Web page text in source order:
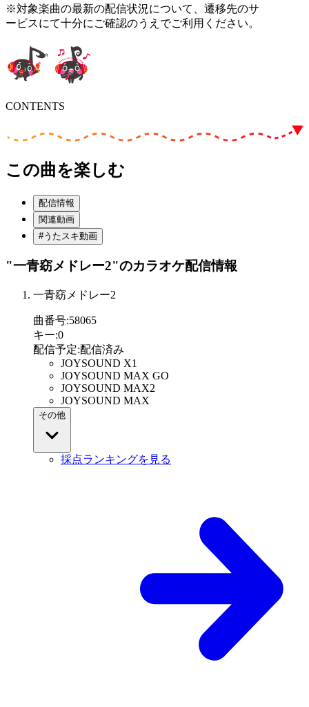
※対象楽曲の最新の配信状況について、遷移先のサ
ービスにて十分にご確認のうえでご利用ください。
CONTENTS
この曲を楽しむ
配信情報
関連動画
#うたスキ動画
"一青窈メドレー2"のカラオケ配信情報
一青窈メドレー2
曲番号:58065
キー:0
配信予定:配信済み
JOYSOUND X1
JOYSOUND MAX GO
JOYSOUND MAX2
JOYSOUND MAX
その他
採点ランキングを見る